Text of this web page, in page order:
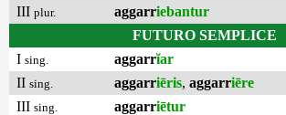
III plur. aggarriebantur
FUTURO SEMPLICE
I sing. aggarrĭar
II sing. aggarriēris, aggarriēre
III sing. aggarriētur